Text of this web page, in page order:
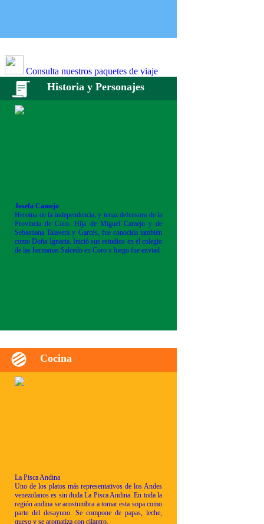
Consulta nuestros paquetes de viaje
Historia y Personajes
Josefa Camejo
Heroína de la independencia, y tenaz defensora de la
Provincia de Coro. Hija de Miguel Camejo y de
Sebastiana Talavera y Garcés, fue conocida también
como Doña Ignacia. Inició sus estudios en el colegio
de las hermanas Salcedo en Coro y luego fue enviad
Cocina
La Pisca Andina
Uno de los platos más representativos de los Andes
venezolanos es sin duda La Pisca Andina. En toda la
región andina se acostumbra a tomar esta sopa como
parte del desayuno. Se compone de papas, leche,
queso y se aromatiza con cilantro.